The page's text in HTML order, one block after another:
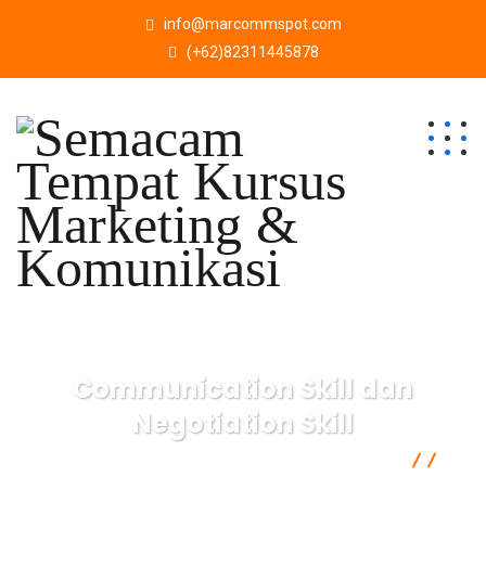
info@marcommspot.com
(+62)82311445878
Communication Skill dan
Negotiation Skill